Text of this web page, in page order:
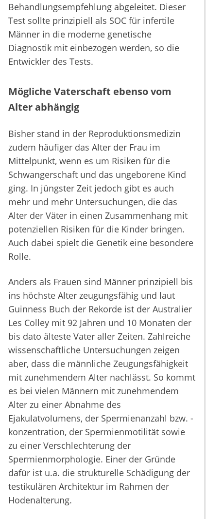
Behandlungsempfehlung abgeleitet. Dieser
Test sollte prinzipiell als SOC für infertile
Männer in die moderne genetische
Diagnostik mit einbezogen werden, so die
Entwickler des Tests.
Mögliche Vaterschaft ebenso vom
Alter abhängig
Bisher stand in der Reproduktionsmedizin
zudem häufiger das Alter der Frau im
Mittelpunkt, wenn es um Risiken für die
Schwangerschaft und das ungeborene Kind
ging. In jüngster Zeit jedoch gibt es auch
mehr und mehr Untersuchungen, die das
Alter der Väter in einen Zusammenhang mit
potenziellen Risiken für die Kinder bringen.
Auch dabei spielt die Genetik eine besondere
Rolle.
Anders als Frauen sind Männer prinzipiell bis
ins höchste Alter zeugungsfähig und laut
Guinness Buch der Rekorde ist der Australier
Les Colley mit 92 Jahren und 10 Monaten der
bis dato älteste Vater aller Zeiten. Zahlreiche
wissenschaftliche Untersuchungen zeigen
aber, dass die männliche Zeugungsfähigkeit
mit zunehmendem Alter nachlässt. So kommt
es bei vielen Männern mit zunehmendem
Alter zu einer Abnahme des
Ejakulatvolumens, der Spermienanzahl bzw. -
konzentration, der Spermienmotilität sowie
zu einer Verschlechterung der
Spermienmorphologie. Einer der Gründe
dafür ist u.a. die strukturelle Schädigung der
testikulären Architektur im Rahmen der
Hodenalterung.